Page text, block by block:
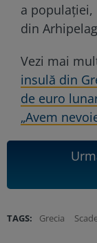
a
din
Vezi mai
insulă din
de euro
„Avem
TAGS: Grecia